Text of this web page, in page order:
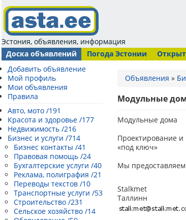
Эстония, объявления, информация
Доска объявлений
Погода Эстонии
Добавить объявление
Мой профиль
Мои объявления
Правила
Авто, мото /191
Красота и здоровье /177
Недвижимость /216
Бизнес и услуги /714
Бизнес контакты /41
Правовая помощь /24
Бухгалтерские услуги /40
Реклама, полиграфия /21
Переводы текстов /10
Транспортные услуги /53
Строительство /231
Сельское хозяйство /14
Объявления »
Модульные
Модульные дома
Проектирование
«под ключ»
Мы предоставляем
Stalkmet
Таллинн